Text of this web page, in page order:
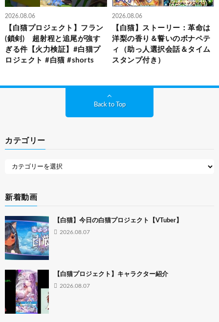
2026.08.06
【白猫プロジェクト】フラン
(鎖剣) 超射程と追尾が強す
ぎる件【火力検証】#白猫プ
ロジェクト #白猫 #shorts
2026.08.06
【白猫】ストーリー：革命は
洋梨の香り＆誓いのボナペテ
ィ（助っ人選択会話＆タイム
スタンプ付き）
Back to Top
カテゴリー
新着動画
【白猫】今日の白猫プロジェクト【VTuber】
2026.08.07
【白猫プロジェクト】キャラクター紹介
2026.08.07